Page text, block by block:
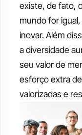
existe, de fato,
mundo for
inovar. Além
a diversidade
seu valor de
esforço extra
valorizadas e